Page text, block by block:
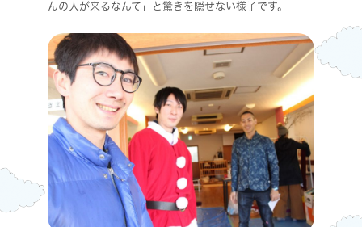
んの人が来るなんて」と驚きを隠せない様子です。